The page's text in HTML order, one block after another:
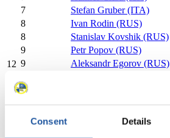
Consent Details
12
7
Stefan Gruber (ITA)
8
Ivan Rodin (RUS)
8
Stanislav Kovshik (RUS)
9
Petr Popov (RUS)
9
Aleksandr Egorov (RUS)
11
11
Maryan Hyzner (UKR)
Galabin Botsev (BUL)